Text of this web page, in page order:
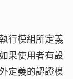
行模組所定義
果使用者有設
定義的認證模